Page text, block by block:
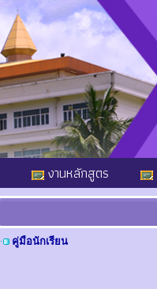
งานหลักสูตร
คู่มือนักเรียน